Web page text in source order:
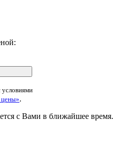
условиями
цены».
с Вами в ближайшее время.